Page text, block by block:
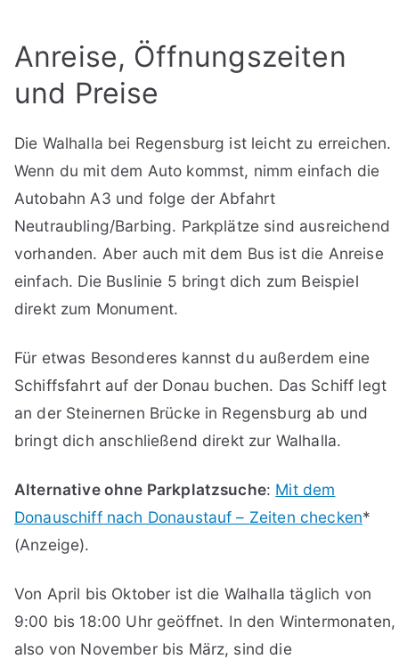
Anreise, Öffnungszeiten
und Preise
Die Walhalla bei Regensburg ist leicht zu erreichen.
Wenn du mit dem Auto kommst, nimm einfach die
Autobahn A3 und folge der Abfahrt
Neutraubling/Barbing. Parkplätze sind ausreichend
vorhanden. Aber auch mit dem Bus ist die Anreise
einfach. Die Buslinie 5 bringt dich zum Beispiel
direkt zum Monument.
Für etwas Besonderes kannst du außerdem eine
Schiffsfahrt auf der Donau buchen. Das Schiff legt
an der Steinernen Brücke in Regensburg ab und
bringt dich anschließend direkt zur Walhalla.
Alternative ohne Parkplatzsuche: Mit dem
Donauschiff nach Donaustauf – Zeiten checken*
(Anzeige).
Von April bis Oktober ist die Walhalla täglich von
9:00 bis 18:00 Uhr geöffnet. In den Wintermonaten,
also von November bis März, sind die